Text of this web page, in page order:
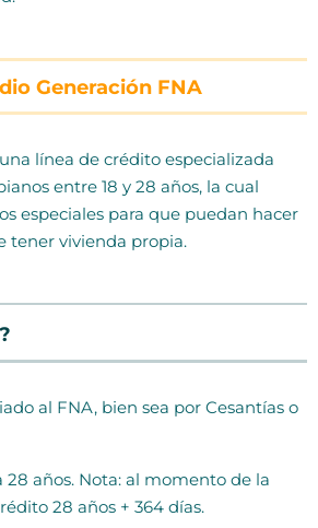
Generación FNA
línea de crédito especializada
entre 18 y 28 años, la cual
especiales para que puedan hacer
tener vivienda propia.
al FNA, bien sea por Cesantías o
28 años. Nota: al momento de la
28 años + 364 días.